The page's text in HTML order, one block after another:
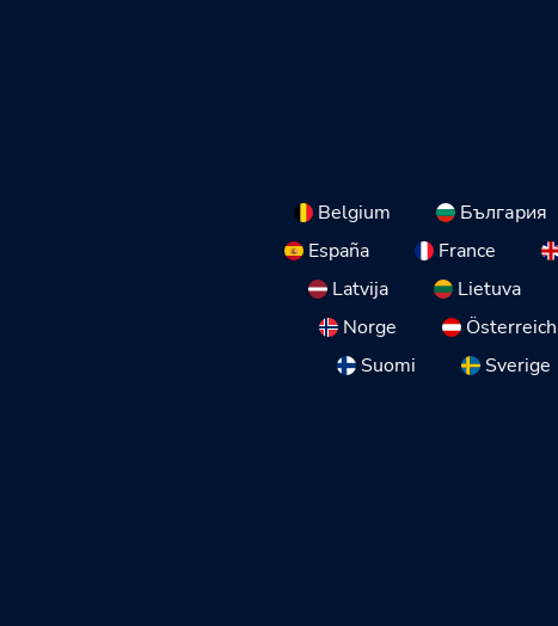
Belgium България
España
France
Latvija
Lietuva
Norge
Österreich
Suomi
Sverige